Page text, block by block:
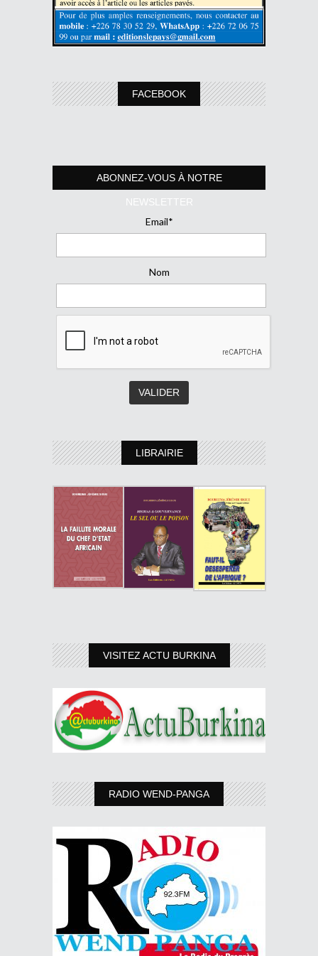
FACEBOOK
ABONNEZ-VOUS À NOTRE
NEWSLETTER
Email*
Nom
LIBRAIRIE
VISITEZ ACTU BURKINA
RADIO WEND-PANGA